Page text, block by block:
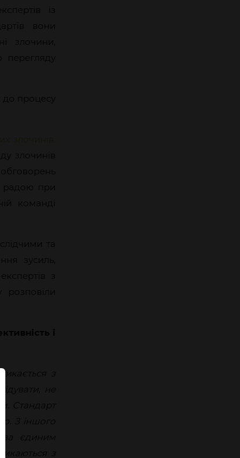
із
вони
злочини,
процесу
злочинів
радою при
команді
та
зусиль,
з
розповіли
і
з
не
Стандарт
З іншого
за єдиним
з